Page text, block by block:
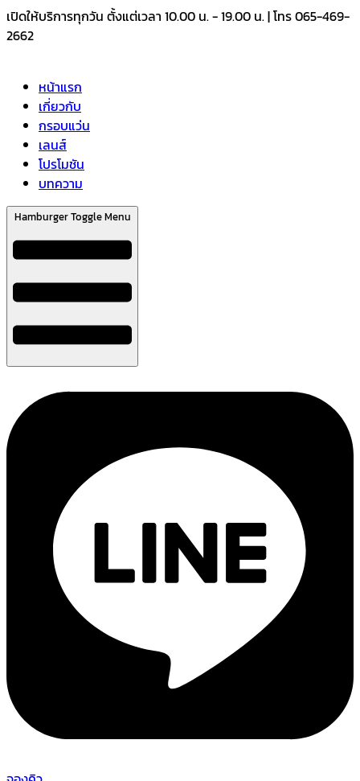
Skip
to
เปิดให้บริการทุกวัน ตั้งแต่เวลา 10.00 น. - 19.00 น. | โทร 065-469-
2662
หน้าแรก
เกี่ยวกับ
กรอบแว่น
เลนส์
โปรโมชัน
บทความ
Hamburger Toggle Menu